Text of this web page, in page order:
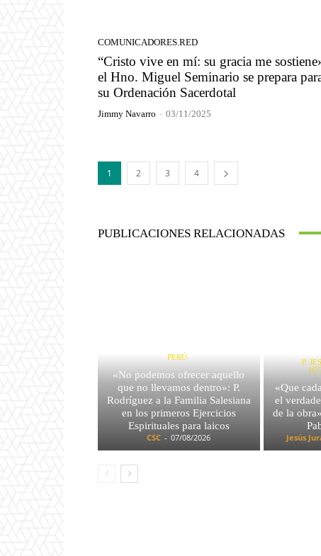
COMUNICADORES.RED
“Cristo vive en mí: su gracia me
el Hno. Miguel Seminario se prepara
su Ordenación Sacerdotal
Jimmy Navarro - 03/11/2025
1 2 3 4
PUBLICACIONES RELACIONADAS
PERÚ
«No podemos ofrecer aquello
que no llevamos dentro»: P.
Rodríguez a la Familia Salesiana
en los primeros Ejercicios
Espirituales para laicos
CSC - 07/08/2026
P.
«Que
el
de la
Jesús